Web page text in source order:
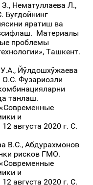
Нематуллаева Л.,
Буғдойнинг
яратиш ва
Материалы
проблемы
Ташкент.
Йўлдошхўжаева
Фузариозли
танлаш.
и
августа 2020 г. С.
В.С., Абдурахмонов
рисков ГМО.
и
августа 2020 г. С.